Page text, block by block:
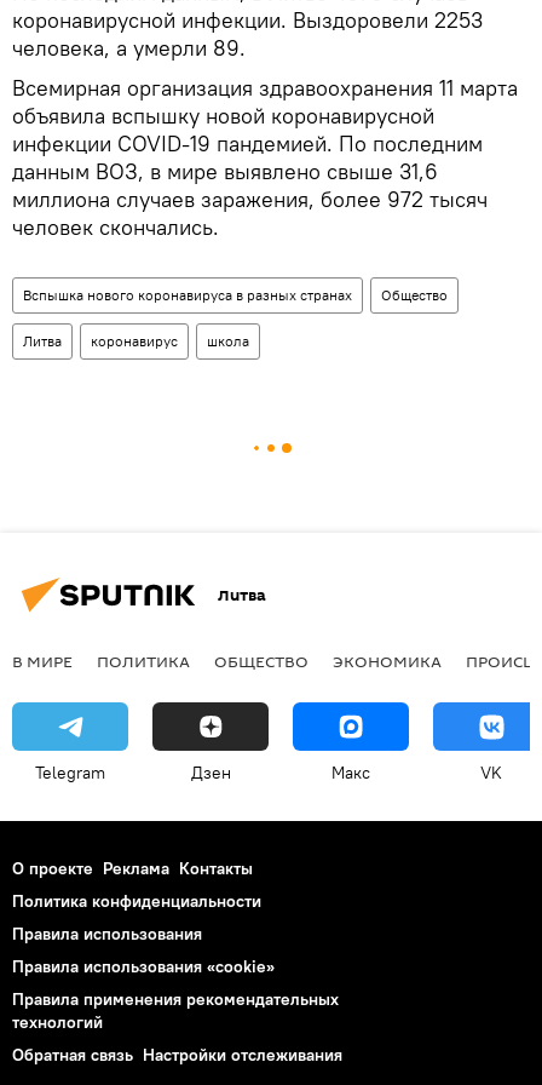
коронавирусной инфекции. Выздоровели 2253
человека, а умерли 89.
Всемирная организация здравоохранения 11 марта
объявила вспышку новой коронавирусной
инфекции COVID-19 пандемией. По последним
данным ВОЗ, в мире выявлено свыше 31,6
миллиона случаев заражения, более 972 тысяч
человек скончались.
Вспышка нового коронавируса в разных странах Общество
Литва коронавирус школа
Литва
В МИРЕ ПОЛИТИКА ОБЩЕСТВО ЭКОНОМИКА
Telegram Дзен Макс VK
О проекте Реклама Контакты
Политика конфиденциальности
Правила использования
Правила использования «cookie»
Правила применения рекомендательных
технологий
Обратная связь Настройки отслеживания